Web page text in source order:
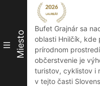
III Miesto
Bufet Grajnár sa
oblasti Hnilčík, kde
prírodnom
občerstvenie je
turistov, cyklistov i
v tejto časti